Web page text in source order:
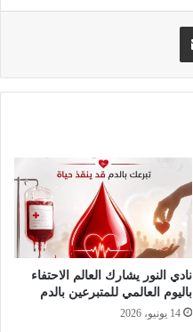
نادي النور يشارك العالم الاحتفاء
باليوم العالمي للمتبرعين بالدم
14 يونيو، 2026